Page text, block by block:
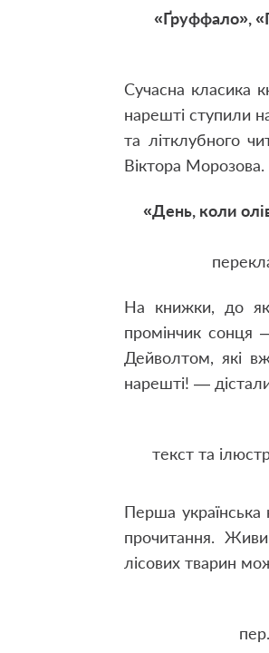
«Ґруффало»,
Сучасна класика
нарешті ступили
та літклубного
Віктора Морозова.
«День, коли
На книжки, до
промінчик сонця
Дейволтом, які
нарешті! —
текст та
Перша українська
прочитання.
лісових тварин